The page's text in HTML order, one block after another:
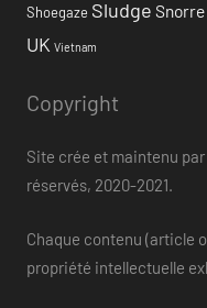
Shoegaze Sludge Snorre
UK Vietnam
Copyright
Site crée et maintenu
réservés, 2020-2021.
Chaque contenu (article
propriété intellectuelle